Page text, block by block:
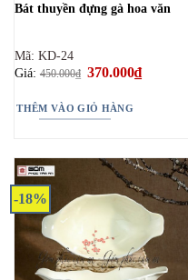
Bát thuyền đựng gà hoa văn
Mã: KD-24
Giá:450.000₫ Giá
450.000₫.
370.000₫Giá
hiện
THÊM VÀO GIỎ HÀNG
-18%